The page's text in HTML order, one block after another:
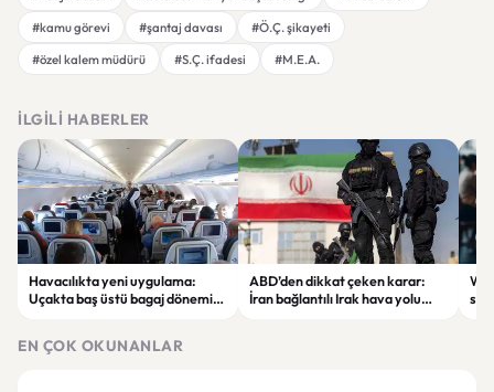
#kamu görevi
#şantaj davası
#Ö.Ç. şikayeti
#özel kalem müdürü
#S.Ç. ifadesi #M.E.A.
İLGILI HABERLER
Havacılıkta yeni uygulama:
Uçakta baş üstü bagaj dönemi
ABD’den dikkat çeken karar:
İran bağlantılı Irak hava yolu
EN ÇOK OKUNANLAR